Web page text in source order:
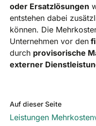
oder Ersatzlösungen
entstehen dabei
können. Die
Unternehmen vor den
durch provisorische
externer
Auf dieser Seite
Leistungen